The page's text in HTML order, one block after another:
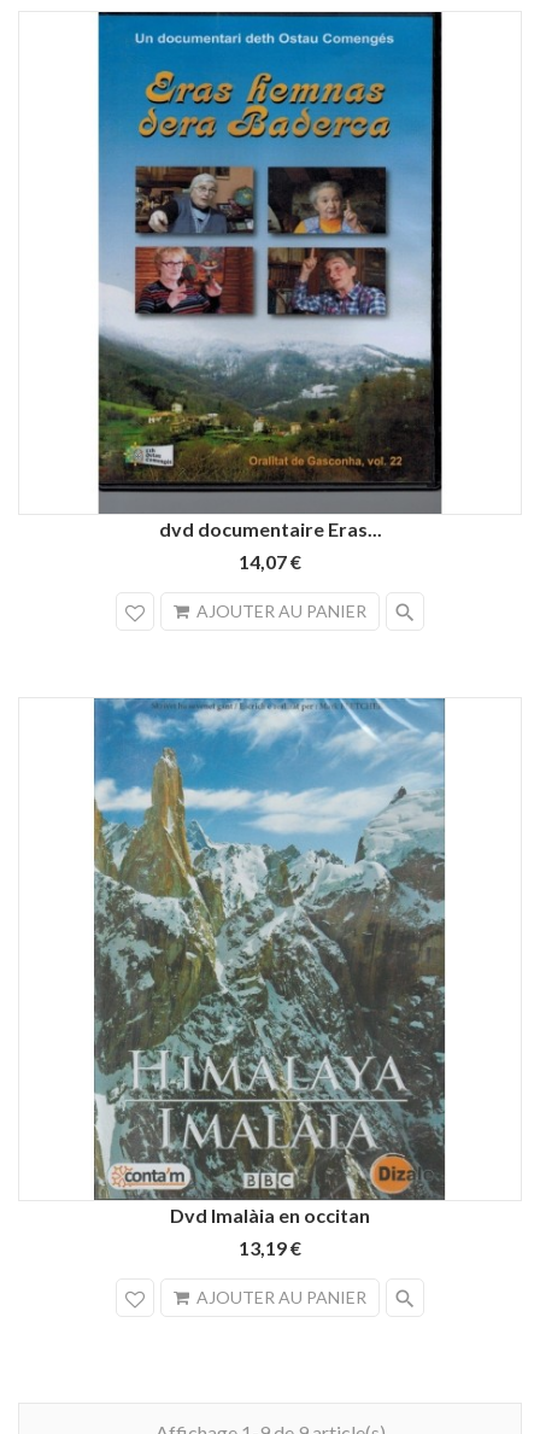
dvd documentaire Eras...
14,07 €
AJOUTER AU PANIER search
Dvd Imalàia en occitan
13,19 €
AJOUTER AU PANIER search